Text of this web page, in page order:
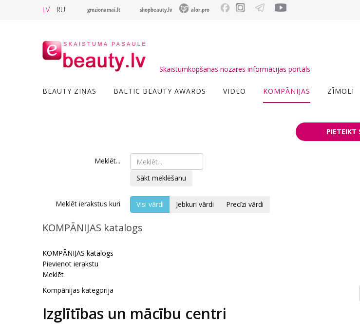
LV RU grozionamai.lt shopbeauty.lv alor.pro
Skaistumkopšanas nozares informācijas portāls
BEAUTY ZIŅAS BALTIC BEAUTY AWARDS VIDEO KOMPĀNIJAS ZĪMOLI
PIETEIKT
Meklēt...
Sākt meklēšanu
Meklēt ierakstus kuri Visi vārdi Jebkuri vārdi Precīzi vārdi
KOMPĀNIJAS katalogs
KOMPĀNIJAS katalogs
Pievienot ierakstu
Meklēt
Kompānijas kategorija
Izglītības un mācību centri